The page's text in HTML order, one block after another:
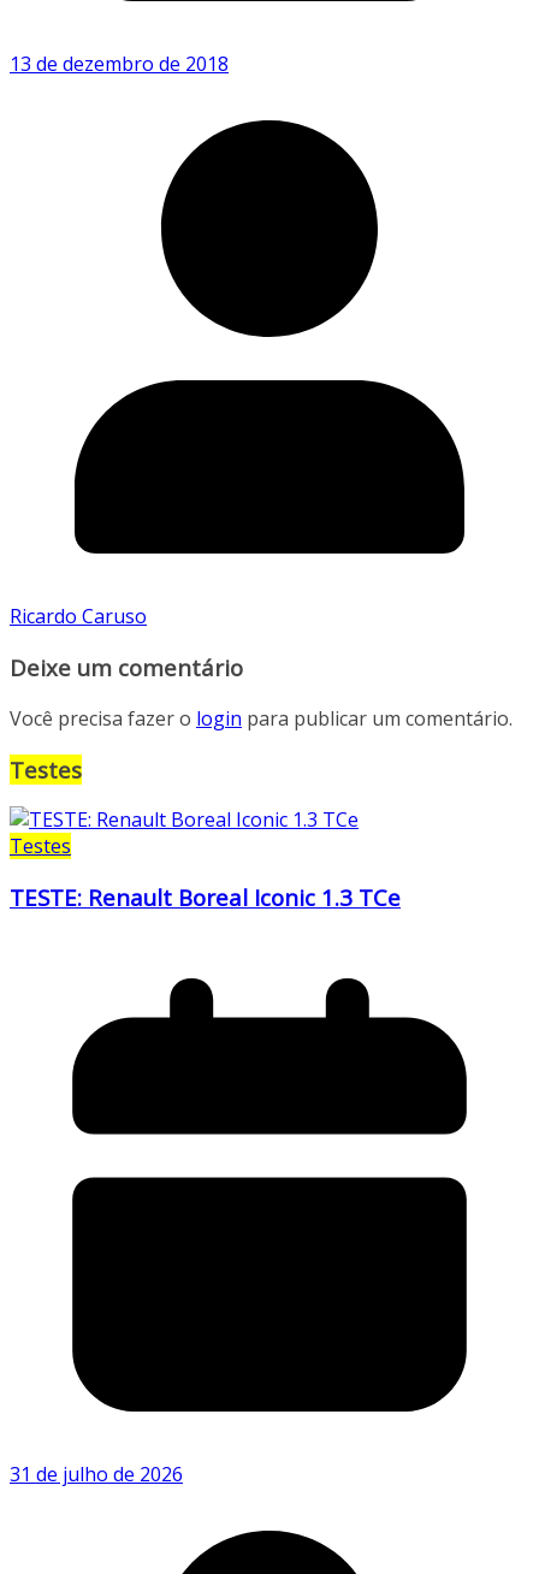
13 de dezembro de 2018
Ricardo Caruso
Deixe um comentário
Você precisa fazer o login para publicar um comentário.
Testes
Testes
TESTE: Renault Boreal Iconic 1.3 TCe
31 de julho de 2026